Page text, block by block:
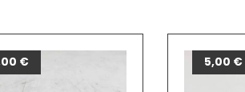
€ 5,00 €